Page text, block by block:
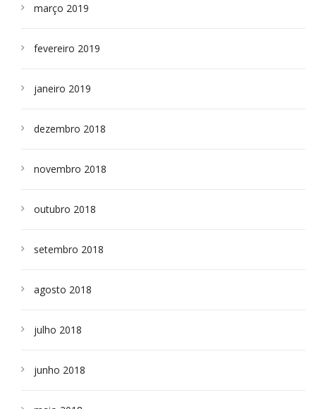
março 2019
fevereiro 2019
janeiro 2019
dezembro 2018
novembro 2018
outubro 2018
setembro 2018
agosto 2018
julho 2018
junho 2018